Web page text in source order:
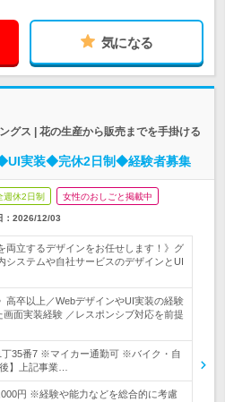
気になる
グス | 花の生産から販売までを手掛ける
実装◆完休2日制◆経験者募集
週休2日制 女性のおしごと掲載中
2026/12/03
両立するデザインをお任せします！》グ
システムや自社サービスのデザインとUI
高卒以上／WebデザインやUI実装の経験
画面実装経験 ／レスポンシブ対応を前提
丁35番7 ※マイカー通勤可 ※バイク・自
】上記事業…
円 ※経験や能力などを総合的に考慮